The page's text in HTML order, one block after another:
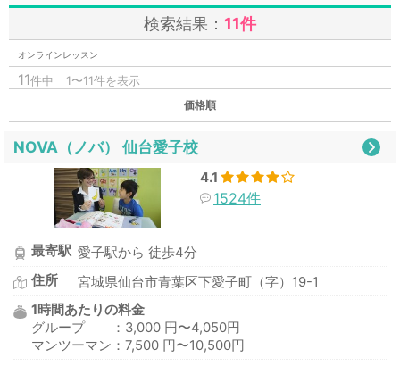
検索結果： 11件
オンラインレッスン
11件中 1〜11件を表示
価格順
NOVA（ノバ） 仙台愛子校
4.1
1524件
最寄駅 愛子駅から 徒歩4分
住所
宮城県仙台市青葉区下愛子町（字）19-1
1時間あたりの料金
グループ ：3,000 円〜4,050円
マンツーマン：7,500 円〜10,500円